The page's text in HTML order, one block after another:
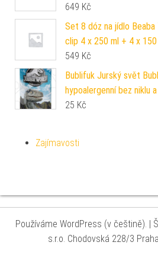
649 Kč
Set 8 dóz na jídlo
clip 4 x 250 ml + 4 x
549 Kč
Bublifuk Jurský svět
hypoalergenní bez niklu
25 Kč
Zajímavosti
Používáme WordPress (v češtině). |
s.r.o. Chodovská 228/3